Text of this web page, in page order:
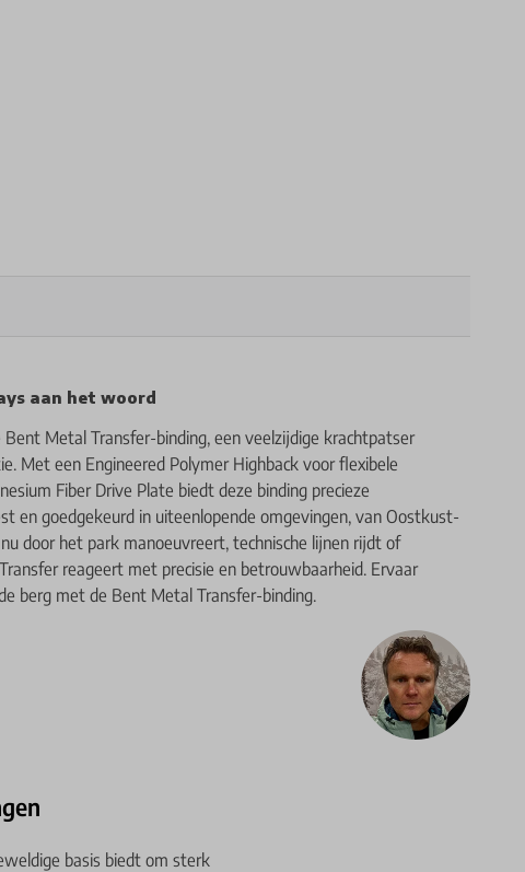
aan het woord
Metal Transfer-binding, een veelzijdige krachtpatser
Met een Engineered Polymer Highback voor flexibele
Fiber Drive Plate biedt deze binding precieze
en goedgekeurd in uiteenlopende omgevingen, van Oostkust-
door het park manoeuvreert, technische lijnen rijdt of
reageert met precisie en betrouwbaarheid. Ervaar
berg met de Bent Metal Transfer-binding.
basis biedt om sterk